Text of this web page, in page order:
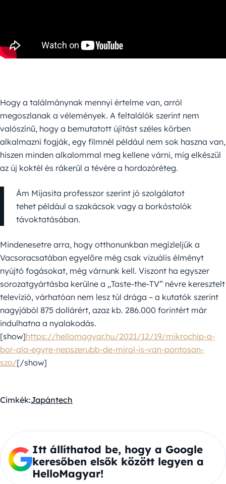
Hogy a találmánynak mennyi értelme van, arról
megoszlanak a vélemények. A feltalálók szerint nem
valószínű, hogy a bemutatott újítást széles körben
alkalmazni fogják, egy filmnél például nem sok haszna van,
hiszen minden alkalommal meg kellene várni, míg elkészül
az új koktél és rákerül a tévére a hordozóréteg.
Ám Mijasita professzor szerint jó szolgálatot
tehet például a szakácsok vagy a borkóstolók
távoktatásában.
Mindenesetre arra, hogy otthonunkban megízleljük a
Vacsoracsatában egyelőre még csak vizuális élményt
nyújtó fogásokat, még várnunk kell. Viszont ha egyszer
sorozatgyártásba kerülne a „Taste-the-TV” névre keresztelt
televízió, várhatóan nem lesz túl drága – a kutatók szerint
nagyjából 875 dollárért, azaz kb. 286.000 forintért már
indulhatna a nyalakodás.
[show]https://hellomagyar.hu/2021/12/19/mikrochip-a-
bor-ala-egyre-nepszerubb-de-mirol-is-van-pontosan-
szo/[/show]
Címkék:Japántech
Itt állíthatod be, hogy a Google
keresőben elsők között legyen a
HelloMagyar!